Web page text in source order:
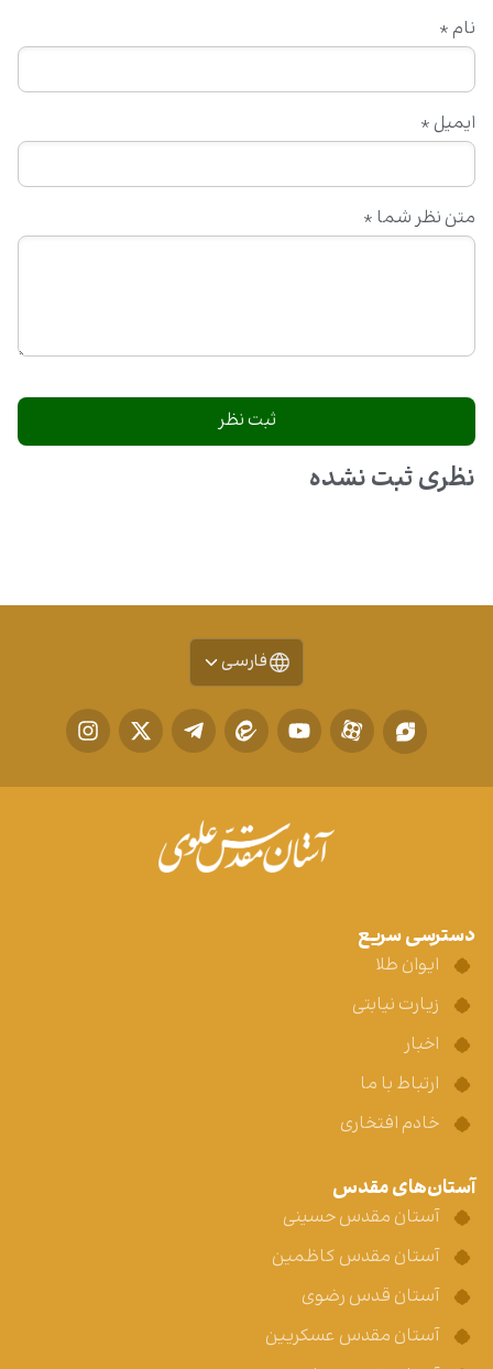
متن نظر شما *
نام *
ایمیل *
نظری ثبت نشده
فارسی
دسترسی سریع
ایوان طلا
زیارت نیابتی
اخبار
ارتباط با ما
خادم افتخاری
آستان‌های مقدس
آستان مقدس حسینی
آستان مقدس کاظمین
آستان قدس رضوی
آستان مقدس عسکریین